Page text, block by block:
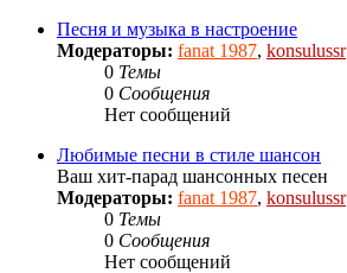
Песня и музыка в настроение
Модераторы: fanat 1987, konsulussr
0 Темы
0 Сообщения
Нет сообщений
Любимые песни в стиле шансон
Ваш хит-парад шансонных песен
Модераторы: fanat 1987, konsulussr
0 Темы
0 Сообщения
Нет сообщений